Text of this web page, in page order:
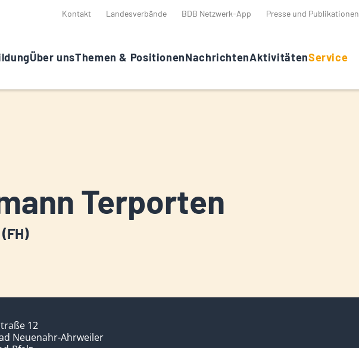
Kontakt Landesverbände BDB Netzwerk-App Presse und Publikationen
Über unsThemen & PositionenNachrichtenAktivitätenService
Terporten
12
Neuenahr-Ahrweiler